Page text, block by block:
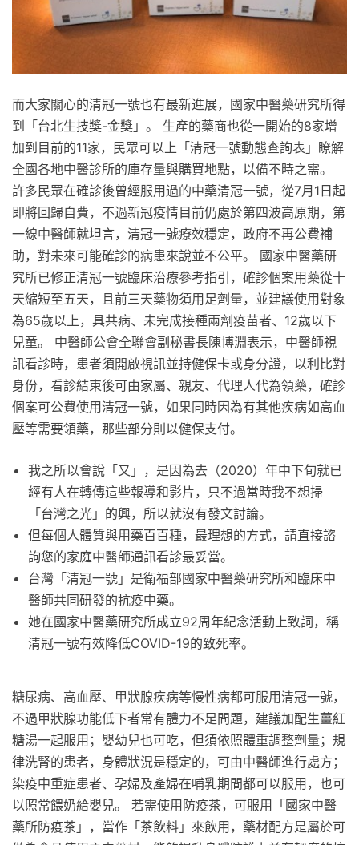
而大家關心的清冠一號也有最新進展，國家中醫藥研究所得
到「台北生技獎-金獎」。 生產的藥商也從一開始的8家增
加到目前的11家，民眾可以上「清冠一號動態查詢表」瞭解
全國各地中醫診所的庫存量與購買地點，以備不時之需。
許多民眾在確診後曾經服用過的中藥清冠一號，從7月1日起
即將回歸自費，不過新冠疫情目前仍處於第四波高原期，第
一線中醫師就坦言，清冠一號療效穩定，政府不再公費補
助，對未來可能確診的病患來說並不公平。 國家中醫藥研
究所已修正清冠一號臨床治療參考指引，確診個案用藥從十
天縮短至五天，且前三天藥物須用足劑量，並建議使用對象
為65歲以上，具共病、未完成接種兩劑疫苗者、12歲以下
兒童。 中醫師公會全聯會副秘書長陳博淵表示，中醫師視
訊看診時，患者須開啟視訊並持健保卡或身分證，以利比對
身份，看診結束後可由家屬、親友、代理人代為領藥，確診
個案可公費使用清冠一號，如果同時因為有其他疾病如高血
壓等需要領藥，那些部分則以健保支付。
我之所以會說「又」，是因為去（2020）年中下旬就已
經有人在轉傳這些報導和影片，只不過當時我不想掃
「台灣之光」的興，所以就沒有發文討論。
但每個人體質與用藥百百種，最理想的方式，請直接諮
詢您的家庭中醫師通訊看診最妥當。
台灣「清冠一號」是衛福部國家中醫藥研究所和臨床中
醫師共同研發的抗疫中藥。
她在國家中醫藥研究所成立92周年紀念活動上致詞，稱
清冠一號有效降低COVID-19的致死率。
糖尿病、高血壓、甲狀腺疾病等慢性病都可服用清冠一號，
不過甲狀腺功能低下者常有體力不足問題，建議加配生薑紅
糖湯一起服用；嬰幼兒也可吃，但須依照體重調整劑量；規
律洗腎的患者，身體狀況是穩定的，可由中醫師進行處方；
染疫中重症患者、孕婦及產婦在哺乳期間都可以服用，也可
以照常餵奶給嬰兒。 若需使用防疫茶，可服用「國家中醫
藥所防疫茶」，當作「茶飲料」來飲用，藥材配方是屬於可